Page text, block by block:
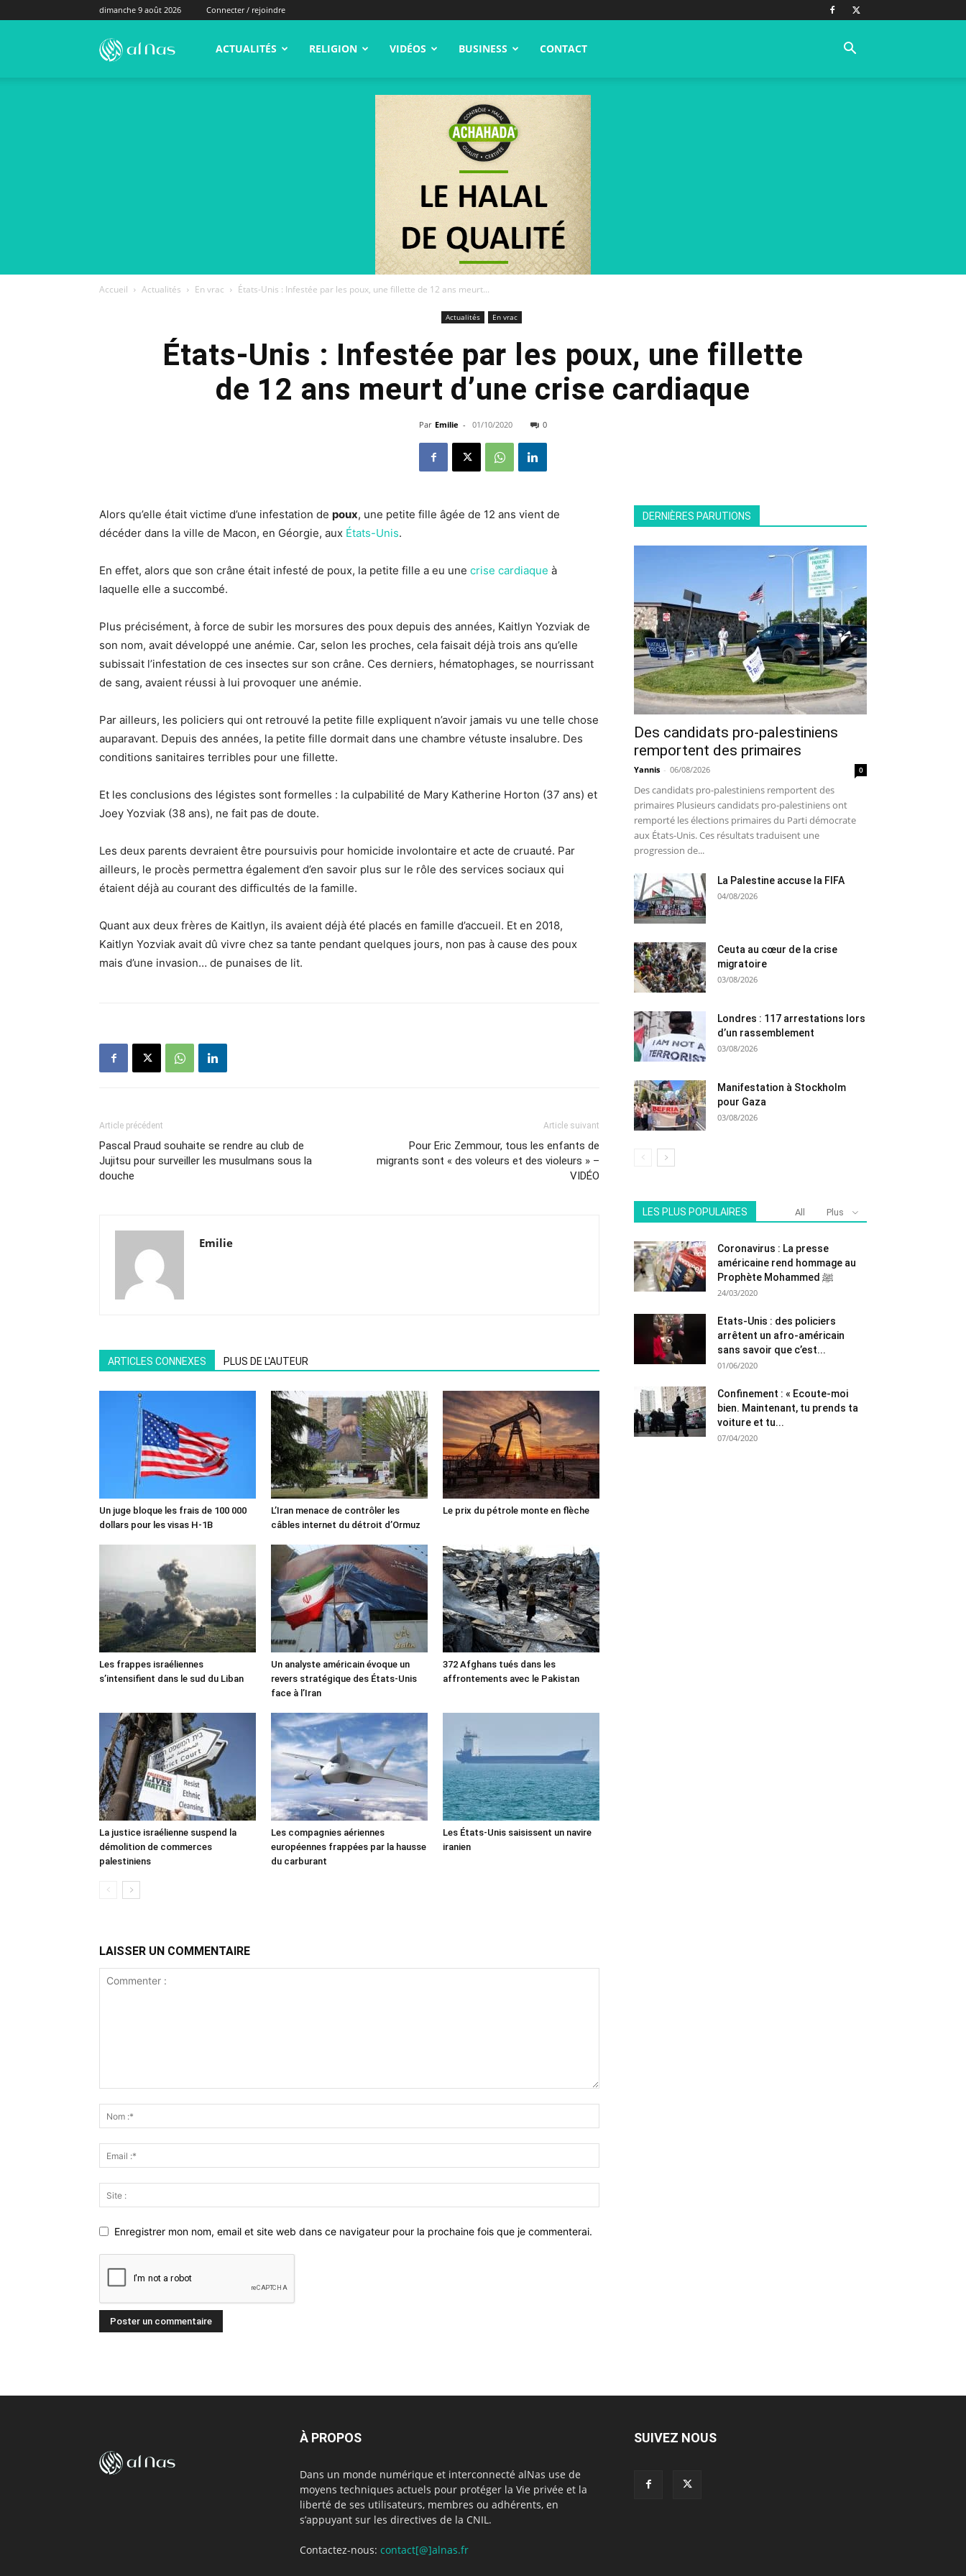
dimanche 9 août 2026 Connecter / rejoindre
alNas.fr ACTUALITÉS RELIGION VIDÉOS BUSINESS CONTACT
Accueil Actualités En vrac États-Unis : Infestée par les poux, une fillette de 12 ans meurt...
Actualités En vrac
États-Unis : Infestée par les poux, une fillette
de 12 ans meurt d’une crise cardiaque
Par Emilie - 01/10/2020 0
Alors qu’elle était victime d’une infestation de poux, une petite fille âgée de 12 ans vient de
décéder dans la ville de Macon, en Géorgie, aux États-Unis.
En effet, alors que son crâne était infesté de poux, la petite fille a eu une crise cardiaque à
laquelle elle a succombé.
Plus précisément, à force de subir les morsures des poux depuis des années, Kaitlyn Yozviak de
son nom, avait développé une anémie. Car, selon les proches, cela faisait déjà trois ans qu’elle
subissait l’infestation de ces insectes sur son crâne. Ces derniers, hématophages, se nourrissant
de sang, avaient réussi à lui provoquer une anémie.
Par ailleurs, les policiers qui ont retrouvé la petite fille expliquent n’avoir jamais vu une telle chose
auparavant. Depuis des années, la petite fille dormait dans une chambre vétuste insalubre. Des
conditions sanitaires terribles pour une fillette.
Et les conclusions des légistes sont formelles : la culpabilité de Mary Katherine Horton (37 ans) et
Joey Yozviak (38 ans), ne fait pas de doute.
Les deux parents devraient être poursuivis pour homicide involontaire et acte de cruauté. Par
ailleurs, le procès permettra également d’en savoir plus sur le rôle des services sociaux qui
étaient déjà au courant des difficultés de la famille.
Quant aux deux frères de Kaitlyn, ils avaient déjà été placés en famille d’accueil. Et en 2018,
Kaitlyn Yozviak avait dû vivre chez sa tante pendant quelques jours, non pas à cause des poux
mais d’une invasion… de punaises de lit.
Article précédent
Pascal Praud souhaite se rendre au club de
Jujitsu pour surveiller les musulmans sous la
douche
Article suivant
Pour Eric Zemmour, tous les enfants de
migrants sont « des voleurs et des violeurs » –
VIDÉO
Emilie
ARTICLES CONNEXES PLUS DE L'AUTEUR
Un juge bloque les frais de 100 000
dollars pour les visas H-1B
L’Iran menace de contrôler les
câbles internet du détroit d’Ormuz
Le prix du pétrole monte en flèche
Les frappes israéliennes
s’intensifient dans le sud du Liban
Un analyste américain évoque un
revers stratégique des États-Unis
face à l’Iran
372 Afghans tués dans les
affrontements avec le Pakistan
La justice israélienne suspend la
démolition de commerces
palestiniens
Les compagnies aériennes
européennes frappées par la hausse
du carburant
Les États-Unis saisissent un navire
iranien
LAISSER UN COMMENTAIRE
Enregistrer mon nom, email et site web dans ce navigateur pour la prochaine fois que je commenterai.
DERNIÈRES PARUTIONS
Des candidats pro-palestiniens
remportent des primaires
Yannis - 06/08/2026 0
Des candidats pro-palestiniens remportent des
primaires Plusieurs candidats pro-palestiniens ont
remporté les élections primaires du Parti démocrate
aux États-Unis. Ces résultats traduisent une
progression de...
La Palestine accuse la FIFA
04/08/2026
Ceuta au cœur de la crise
migratoire
03/08/2026
Londres : 117 arrestations lors
d’un rassemblement
03/08/2026
Manifestation à Stockholm
pour Gaza
03/08/2026
LES PLUS POPULAIRES All Plus
Coronavirus : La presse
américaine rend hommage au
Prophète Mohammed ﷺ
24/03/2020
Etats-Unis : des policiers
arrêtent un afro-américain
sans savoir que c’est...
01/06/2020
Confinement : « Ecoute-moi
bien. Maintenant, tu prends ta
voiture et tu...
07/04/2020
À PROPOS
Dans un monde numérique et interconnecté alNas use de
moyens techniques actuels pour protéger la Vie privée et la
liberté de ses utilisateurs, membres ou adhérents, en
s’appuyant sur les directives de la CNIL.
Contactez-nous: contact[@]alnas.fr
SUIVEZ NOUS